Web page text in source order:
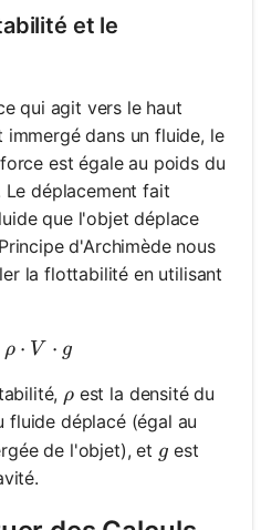
et le
qui agit vers le haut
dans un fluide, le
est égale au poids du
déplacement fait
que l'objet déplace
d'Archimède nous
la flottabilité en utilisant
F_b = \rho \cdot V \cdot
ρ ⋅ V ⋅ g
\rho
ρest la densité du
déplacé (égal au
de l'objet), et g
g est